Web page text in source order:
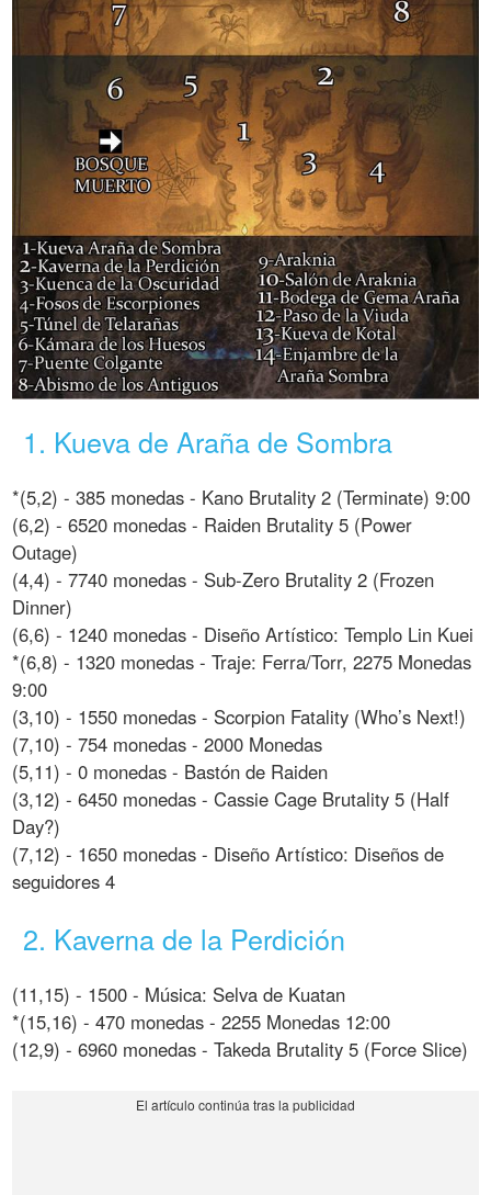
1. Kueva de Araña de Sombra
*(5,2) - 385 monedas - Kano Brutality 2 (Terminate) 9:00
(6,2) - 6520 monedas - Raiden Brutality 5 (Power
Outage)
(4,4) - 7740 monedas - Sub-Zero Brutality 2 (Frozen
Dinner)
(6,6) - 1240 monedas - Diseño Artístico: Templo Lin Kuei
*(6,8) - 1320 monedas - Traje: Ferra/Torr, 2275 Monedas
9:00
(3,10) - 1550 monedas - Scorpion Fatality (Who’s Next!)
(7,10) - 754 monedas - 2000 Monedas
(5,11) - 0 monedas - Bastón de Raiden
(3,12) - 6450 monedas - Cassie Cage Brutality 5 (Half
Day?)
(7,12) - 1650 monedas - Diseño Artístico: Diseños de
seguidores 4
2. Kaverna de la Perdición
(11,15) - 1500 - Música: Selva de Kuatan
*(15,16) - 470 monedas - 2255 Monedas 12:00
(12,9) - 6960 monedas - Takeda Brutality 5 (Force Slice)